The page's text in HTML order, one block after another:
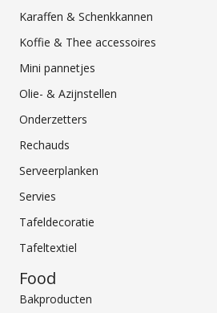
Karaffen & Schenkkannen
Koffie & Thee accessoires
Mini pannetjes
Olie- & Azijnstellen
Onderzetters
Rechauds
Serveerplanken
Servies
Tafeldecoratie
Tafeltextiel
Food
Bakproducten